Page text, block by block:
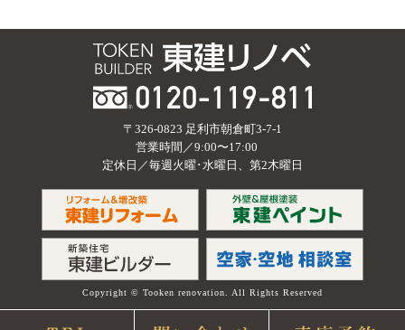
〒326-0823 足利市朝倉町3-7-1
営業時間／9:00〜17:00
定休日／毎週火曜･水曜日、第2木曜日
Copyright © Tooken renovation. All Rights Reserved